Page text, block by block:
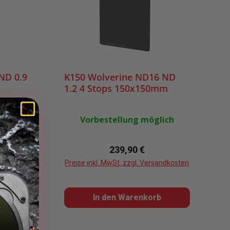
0.9
K150 Wolverine ND16 ND
1.2 4 Stops 150x150mm
Vorbestellung möglich
Regulärer Preis:
239,90 €
Preise inkl. MwSt. zzgl. Versandkosten
In den Warenkorb